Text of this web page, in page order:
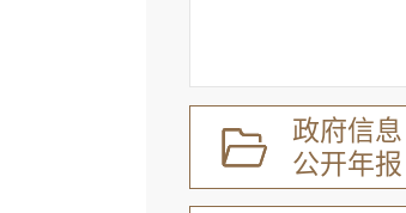
政府信息
公开年报